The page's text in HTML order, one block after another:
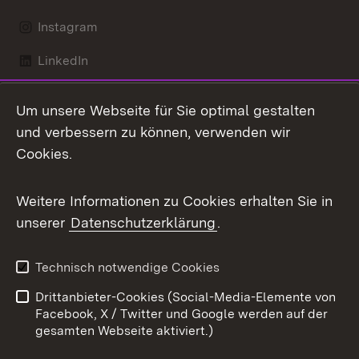
Instagram
LinkedIn
X / Twitter
Youtube
Kontakt
Datenschutz
Barrierefreiheit
Impressum
Cookies
Um unsere Webseite für Sie optimal gestalten
und verbessern zu können, verwenden wir
Cookies.
Weitere Informationen zu Cookies erhalten Sie in
unserer Datenschutzerklärung.
Technisch notwendige Cookies
Drittanbieter-Cookies (Social-Media-Elemente von
Facebook, X / Twitter und Google werden auf der
gesamten Webseite aktiviert.)